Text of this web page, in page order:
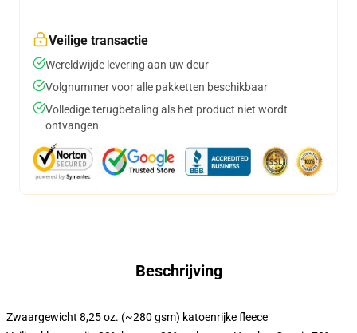
Veilige transactie
Wereldwijde levering aan uw deur
Volgnummer voor alle pakketten beschikbaar
Volledige terugbetaling als het product niet wordt
ontvangen
Beschrijving
Zwaargewicht 8,25 oz. (~280 gsm) katoenrijke fleece